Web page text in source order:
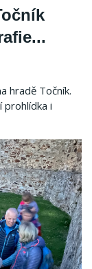
hradě Točník.
prohlídka i